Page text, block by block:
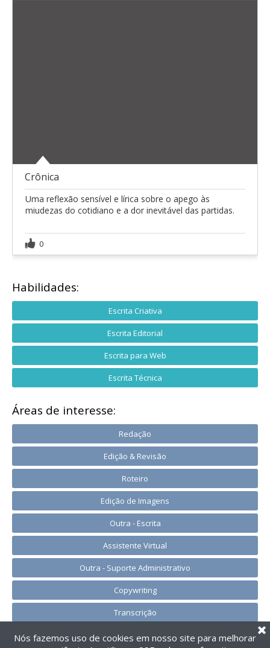
Crônica
Uma reflexão sensível e lírica sobre o apego às
miudezas do cotidiano e a dor inevitável das partidas.
0
Habilidades:
Escrita Criativa
Escrita Editorial
Escrita para Web
Escrita Técnica
Áreas de interesse:
Redação
Edição & Revisão
Roteiro
Edição de Imagens
Outra - Escrita
Assistente Virtual
Outra - Suporte Administrativo
Copywriting
Transcrição
Nós fazemos uso de cookies em nosso site para melhorar